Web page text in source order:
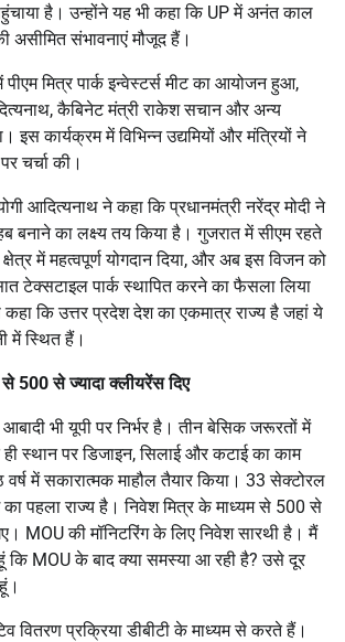
है। उन्होंने यह भी कहा कि UP में अनंत काल
असीमित संभावनाएं मौजूद हैं।
मित्र पार्क इन्वेस्टर्स मीट का आयोजन हुआ,
कैबिनेट मंत्री राकेश सचान और अन्य
इस कार्यक्रम में विभिन्न उद्यमियों और मंत्रियों ने
चर्चा की।
आदित्यनाथ ने कहा कि प्रधानमंत्री नरेंद्र मोदी ने
बनाने का लक्ष्य तय किया है। गुजरात में सीएम रहते
में महत्वपूर्ण योगदान दिया, और अब इस विजन को
टेक्सटाइल पार्क स्थापित करने का फैसला लिया
कहा कि उत्तर प्रदेश देश का एकमात्र राज्य है जहां ये
में स्थित हैं।
500 से ज्यादा क्लीयरेंस दिए
भी यूपी पर निर्भर है। तीन बेसिक जरूरतों में
स्थान पर डिजाइन, सिलाई और कटाई का काम
में सकारात्मक माहौल तैयार किया। 33 सेक्टोरल
का पहला राज्य है। निवेश मित्र के माध्यम से 500 से
MOU की मॉनिटरिंग के लिए निवेश सारथी है। मैं
कि MOU के बाद क्या समस्या आ रही है? उसे दूर
वितरण प्रक्रिया डीबीटी के माध्यम से करते हैं।